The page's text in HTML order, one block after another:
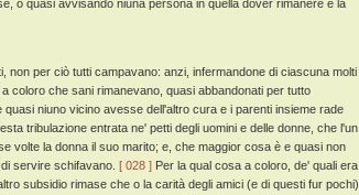
o quasi avvisando niuna persona in quella dover rimanere e la
per ciò tutti campavano: anzi, infermandone di ciascuna molti
coloro che sani rimanevano, quasi abbandonati per tutto
niuno vicino avesse dell'altro cura e i parenti insieme rade
tribulazione entrata ne' petti degli uomini e delle donne, che l'un
volte la donna il suo marito; e, che maggior cosa è e quasi non
servire schifavano. [ 028 ] Per la qual cosa a coloro, de' quali era
subsidio rimase che o la carità degli amici (e di questi fur pochi)